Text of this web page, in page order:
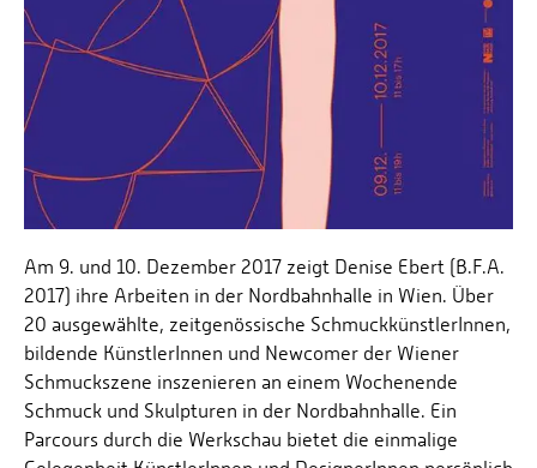
Am 9. und 10. Dezember 2017 zeigt Denise Ebert (B.F.A.
2017) ihre Arbeiten in der Nordbahnhalle in Wien. Über
20 ausgewählte, zeitgenössische SchmuckkünstlerInnen,
bildende KünstlerInnen und Newcomer der Wiener
Schmuckszene inszenieren an einem Wochenende
Schmuck und Skulpturen in der Nordbahnhalle. Ein
Parcours durch die Werkschau bietet die einmalige